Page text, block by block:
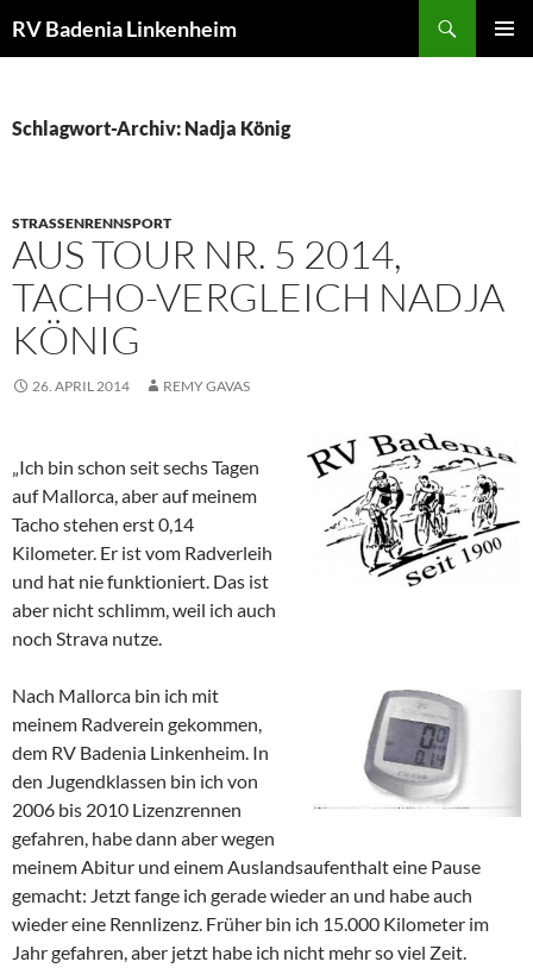
Inhalt
RV Badenia Linkenheim
Schlagwort-Archiv: Nadja König
STRASSENRENNSPORT
AUS TOUR NR. 5 2014,
TACHO-VERGLEICH NADJA
KÖNIG
26. APRIL 2014 REMY GAVAS
„Ich bin schon seit sechs Tagen
auf Mallorca, aber auf meinem
Tacho stehen erst 0,14
Kilometer. Er ist vom Radverleih
und hat nie funktioniert. Das ist
aber nicht schlimm, weil ich auch
noch Strava nutze.
Nach Mallorca bin ich mit
meinem Radverein gekommen,
dem RV Badenia Linkenheim. In
den Jugendklassen bin ich von
2006 bis 2010 Lizenzrennen
gefahren, habe dann aber wegen
meinem Abitur und einem Auslandsaufenthalt eine Pause
gemacht: Jetzt fange ich gerade wieder an und habe auch
wieder eine Rennlizenz. Früher bin ich 15.000 Kilometer im
Jahr gefahren, aber jetzt habe ich nicht mehr so viel Zeit.